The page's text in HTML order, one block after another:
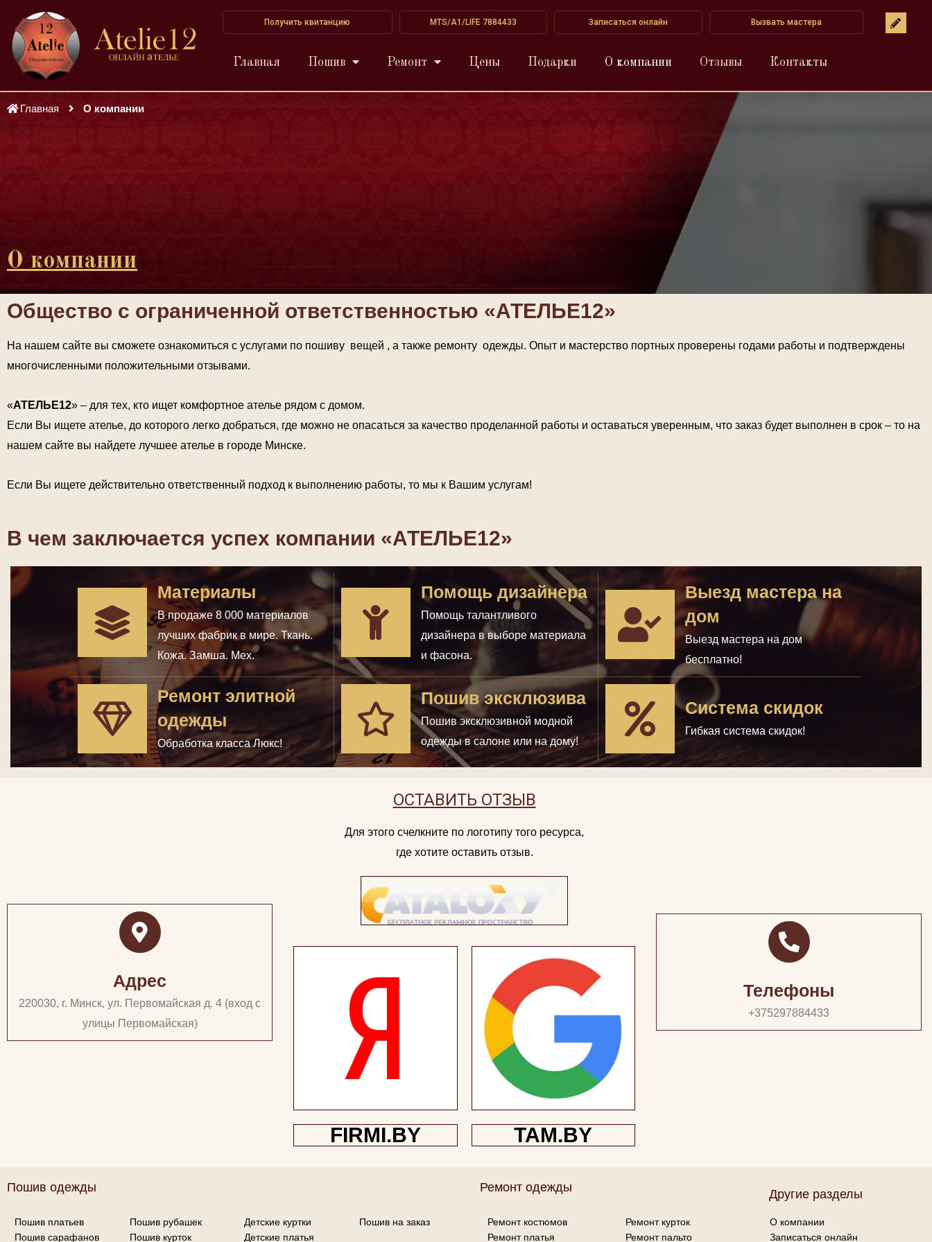
Получить квитанцию MTS/A1/LIFE 7884433 Записаться онлайн Вызвать мастера
Главная Пошив Ремонт Цены Подарки О компании Отзывы Контакты
Главная О компании
О компании
Общество с ограниченной ответственностью «АТЕЛЬЕ12»
На нашем сайте вы сможете ознакомиться с услугами по пошиву вещей , а также ремонту одежды. Опыт и мастерство портных проверены годами работы и подтверждены
многочисленными положительными отзывами.
«АТЕЛЬЕ12» – для тех, кто ищет комфортное ателье рядом с домом.
Если Вы ищете ателье, до которого легко добраться, где можно не опасаться за качество проделанной работы и оставаться уверенным, что заказ будет выполнен в срок – то на
нашем сайте вы найдете лучшее ателье в городе Минске.
Если Вы ищете действительно ответственный подход к выполнению работы, то мы к Вашим услугам!
В чем заключается успех компании «АТЕЛЬЕ12»
Материалы
В продаже 8 000 материалов
лучших фабрик в мире. Ткань.
Кожа. Замша. Мех.
Помощь дизайнера
Помощь талантливого
дизайнера в выборе материала
и фасона.
Выезд мастера на
дом
Выезд мастера на дом
бесплатно!
Ремонт элитной
одежды
Обработка класса Люкс!
Пошив эксклюзива
Пошив эксклюзивной модной
одежды в салоне или на дому!
Система скидок
Гибкая система скидок!
Адрес
220030, г. Минск, ул. Первомайская д. 4 (вход с
улицы Первомайская)
ОСТАВИТЬ ОТЗЫВ
Для этого счелкните по логотипу того ресурса,
где хотите оставить отзыв.
FIRMI.BY TAM.BY
Телефоны
+375297884433
Пошив одежды
Пошив платьев
Пошив сарафанов
Пошив рубашек
Пошив курток
Детские куртки
Детские платья
Пошив на заказ
Ремонт одежды
Ремонт костюмов
Ремонт платья
Ремонт курток
Ремонт пальто
Другие разделы
О компании
Записаться онлайн